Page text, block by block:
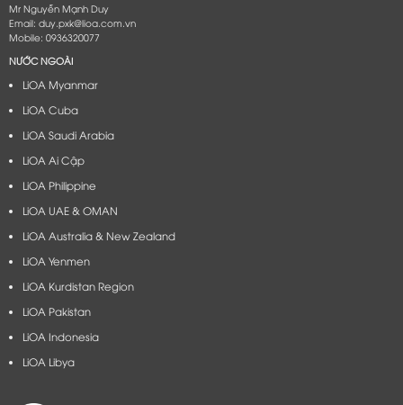
Mr Nguyễn Mạnh Duy
Email: duy.pxk@lioa.com.vn
Mobile: 0936320077
NƯỚC NGOÀI
LiOA Myanmar
LiOA Cuba
LiOA Saudi Arabia
LiOA Ai Cập
LiOA Philippine
LiOA UAE & OMAN
LiOA Australia & New Zealand
LiOA Yenmen
LiOA Kurdistan Region
LiOA Pakistan
LiOA Indonesia
LiOA Libya